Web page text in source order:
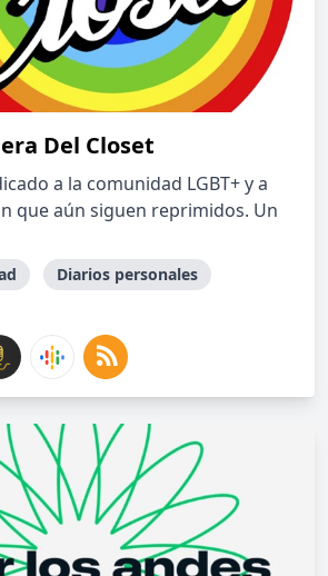
Del Closet
a la comunidad LGBT+ y a
que aún siguen reprimidos. Un
Diarios personales